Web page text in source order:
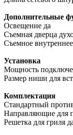
Дополнительные
Освещение да
Съемная дверца
Съемное внутреннее
Установка
Мощность
Размер ниши для
Комплектация
Стандартный
Направляющие для
Решетка для гриля